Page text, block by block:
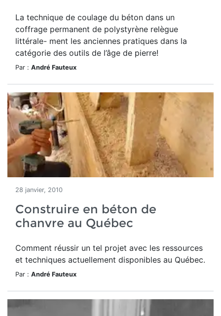
La technique de coulage du béton dans un
coffrage permanent de polystyrène relègue
littérale- ment les anciennes pratiques dans la
catégorie des outils de l’âge de pierre!
Par : André Fauteux
28 janvier, 2010
Construire en béton de
chanvre au Québec
Comment réussir un tel projet avec les ressources
et techniques actuellement disponibles au Québec.
Par : André Fauteux